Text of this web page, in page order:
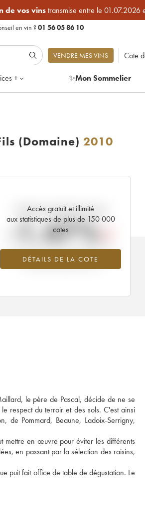
de vos vinstransmise entre le
en vin ?01 56 05 86 10
VENDRE MES VINS Cote
+ ✨Mon Sommelier
(Domaine) 2010
Accès gratuit et illimité
aux statistiques de plus de 150 000
cotes
DÉTAILS DE LA COTE
Tendance actuelle de la cote
-1.47%
Tendance à la baisse du millésime 2010
en 2026 par rapport à 2025
le père de Pascal, décide de ne se
respect du terroir et des sols. C'est ainsi
de Pommard, Beaune, Ladoix-Serrigny,
mettre en œuvre pour éviter les différents
en passant par la sélection des raisins,
puit fait office de table de dégustation. Le